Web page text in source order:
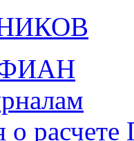
ФИАН
о